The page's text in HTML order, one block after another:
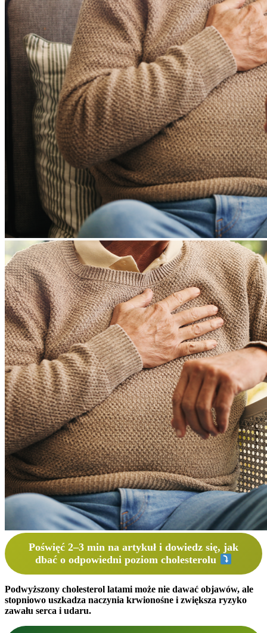
Poświęć 2–3 min na artykuł i dowiedz się, jak
dbać o odpowiedni poziom cholesterolu
Podwyższony cholesterol latami może nie dawać objawów, ale
stopniowo uszkadza naczynia krwionośne i zwiększa ryzyko
zawału serca i udaru.